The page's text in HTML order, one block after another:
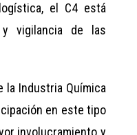
el C4 está
vigilancia de las
la Industria Química
en este tipo